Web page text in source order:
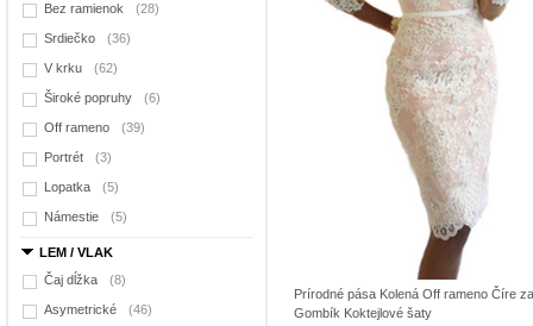
Bez ramienok (28)
Srdiečko (36)
V krku (62)
Široké popruhy (6)
Off rameno (39)
Portrét (3)
Lopatka (5)
Námestie (5)
LEM / VLAK
Čaj dĺžka
(8)
Asymetrické (46)
Prírodné pása Kolená Off rameno Číre
Gombík Koktejlové šaty